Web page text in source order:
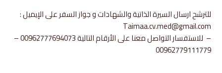
للترشح ارسال السيرة الذاتية والشهادات و جواز السفر على الإيميل :
Taimaa.cv.med@gmail.com
– للاستفسار التواصل معنا على الأرقام التالية 00962777694073 –
00962779111779